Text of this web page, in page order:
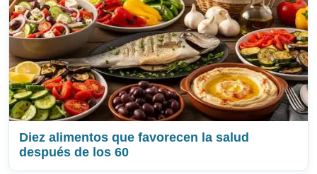
Diez alimentos que favorecen la salud
después de los 60